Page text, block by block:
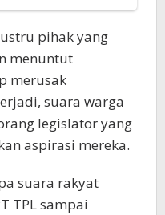
pihak yang
menuntut
merusak
suara warga
legislator yang
aspirasi mereka.
suara rakyat
TPL sampai